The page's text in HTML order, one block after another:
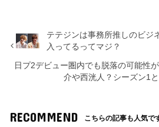
テテジンは事務所推しのビジ
入ってるってマジ？
日プ2デビュー圏内でも脱落の可能性
介や西洸人？シーズン1
RECOMMEND こちらの記事も人気で